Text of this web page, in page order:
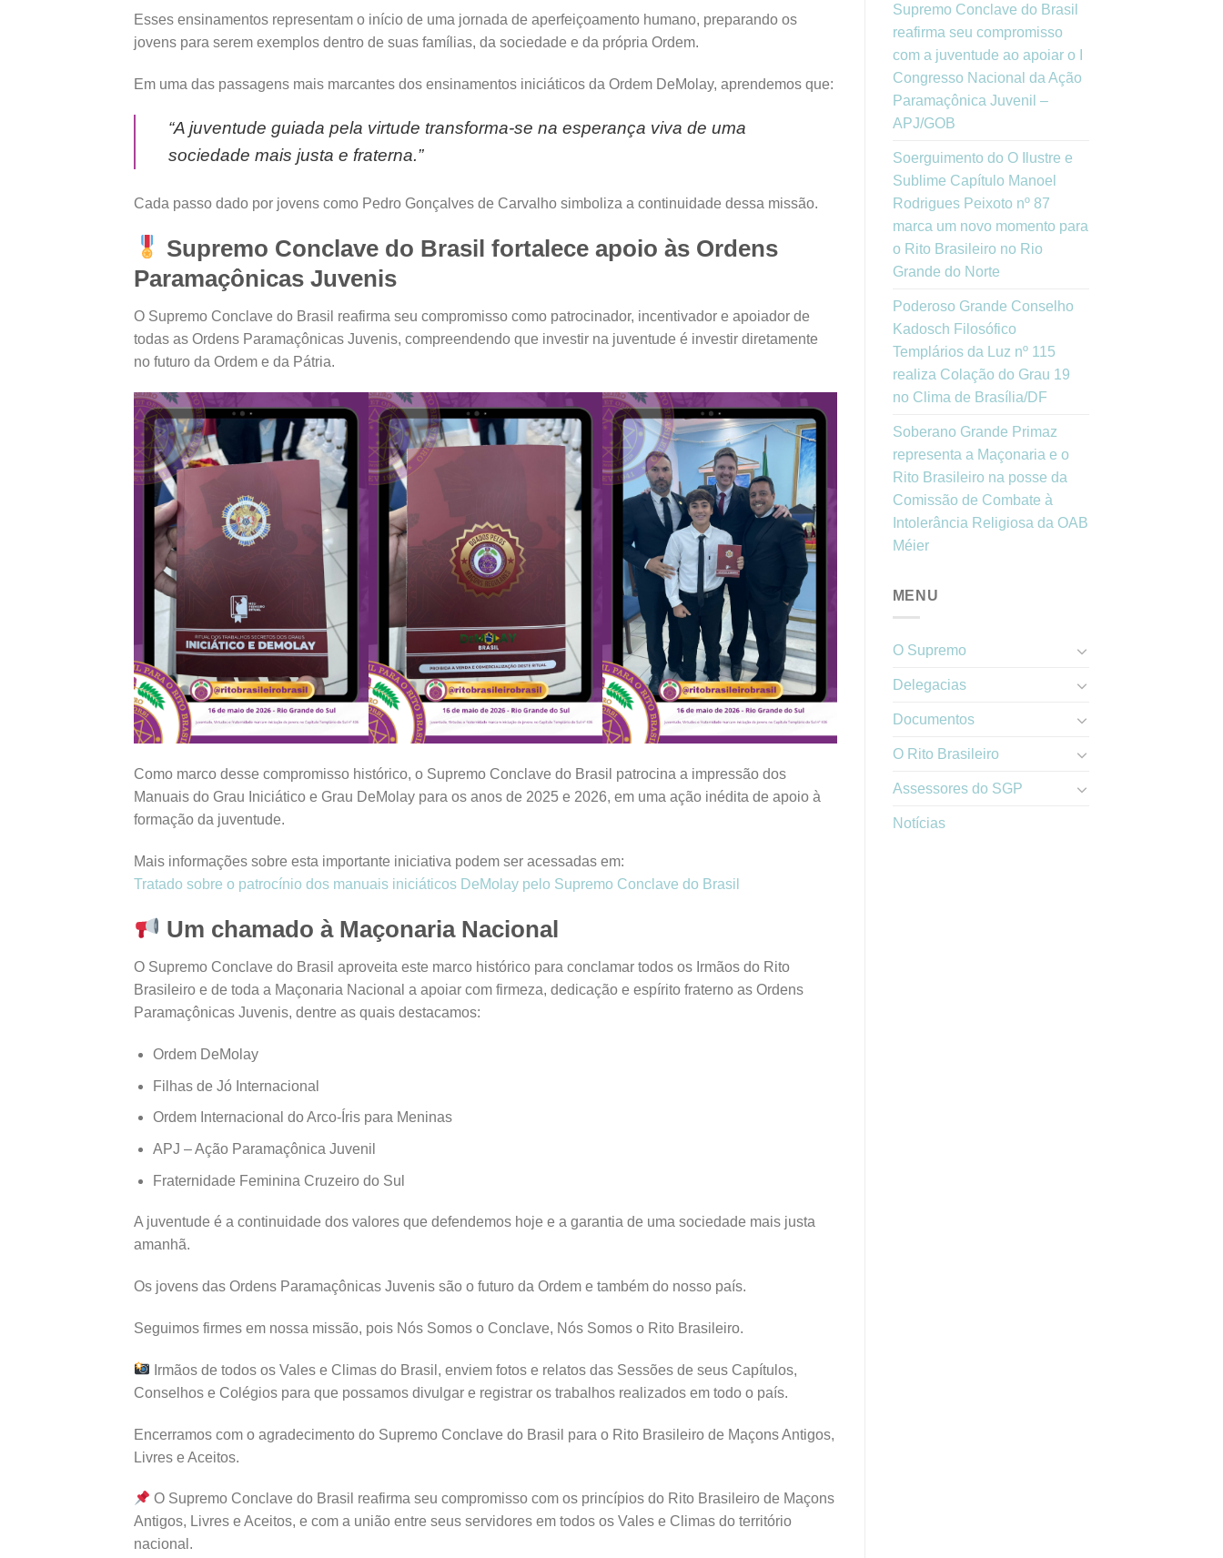
Esses ensinamentos representam o início de uma jornada de aperfeiçoamento humano, preparando os
jovens para serem exemplos dentro de suas famílias, da sociedade e da própria Ordem.
Em uma das passagens mais marcantes dos ensinamentos iniciáticos da Ordem DeMolay, aprendemos que:
“A juventude guiada pela virtude transforma-se na esperança viva de uma
sociedade mais justa e fraterna.”
Cada passo dado por jovens como Pedro Gonçalves de Carvalho simboliza a continuidade dessa missão.
Supremo Conclave do Brasil fortalece apoio às Ordens
Paramaçônicas Juvenis
O Supremo Conclave do Brasil reafirma seu compromisso como patrocinador, incentivador e apoiador de
todas as Ordens Paramaçônicas Juvenis, compreendendo que investir na juventude é investir diretamente
no futuro da Ordem e da Pátria.
Como marco desse compromisso histórico, o Supremo Conclave do Brasil patrocina a impressão dos
Manuais do Grau Iniciático e Grau DeMolay para os anos de 2025 e 2026, em uma ação inédita de apoio à
formação da juventude.
Mais informações sobre esta importante iniciativa podem ser acessadas em:
Tratado sobre o patrocínio dos manuais iniciáticos DeMolay pelo Supremo Conclave do Brasil
Um chamado à Maçonaria Nacional
O Supremo Conclave do Brasil aproveita este marco histórico para conclamar todos os Irmãos do Rito
Brasileiro e de toda a Maçonaria Nacional a apoiar com firmeza, dedicação e espírito fraterno as Ordens
Paramaçônicas Juvenis, dentre as quais destacamos:
Ordem DeMolay
Filhas de Jó Internacional
Ordem Internacional do Arco-Íris para Meninas
APJ – Ação Paramaçônica Juvenil
Fraternidade Feminina Cruzeiro do Sul
A juventude é a continuidade dos valores que defendemos hoje e a garantia de uma sociedade mais justa
amanhã.
Os jovens das Ordens Paramaçônicas Juvenis são o futuro da Ordem e também do nosso país.
Seguimos firmes em nossa missão, pois Nós Somos o Conclave, Nós Somos o Rito Brasileiro.
Irmãos de todos os Vales e Climas do Brasil, enviem fotos e relatos das Sessões de seus Capítulos,
Conselhos e Colégios para que possamos divulgar e registrar os trabalhos realizados em todo o país.
Encerramos com o agradecimento do Supremo Conclave do Brasil para o Rito Brasileiro de Maçons Antigos,
Livres e Aceitos.
O Supremo Conclave do Brasil reafirma seu compromisso com os princípios do Rito Brasileiro de Maçons
Antigos, Livres e Aceitos, e com a união entre seus servidores em todos os Vales e Climas do território
nacional.
Supremo Conclave do Brasil
reafirma seu compromisso
com a juventude ao apoiar o I
Congresso Nacional da Ação
Paramaçônica Juvenil –
APJ/GOB
Soerguimento do O Ilustre e
Sublime Capítulo Manoel
Rodrigues Peixoto nº 87
marca um novo momento para
o Rito Brasileiro no Rio
Grande do Norte
Poderoso Grande Conselho
Kadosch Filosófico
Templários da Luz nº 115
realiza Colação do Grau 19
no Clima de Brasília/DF
Soberano Grande Primaz
representa a Maçonaria e o
Rito Brasileiro na posse da
Comissão de Combate à
Intolerância Religiosa da OAB
Méier
MENU
O Supremo
Delegacias
Documentos
O Rito Brasileiro
Assessores do SGP
Notícias